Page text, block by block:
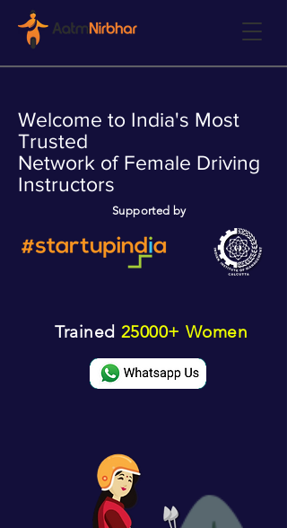
Welcome to India's Most
Trusted
Network of Female Driving
Instructors
Supported by
Trained 25000+ Women